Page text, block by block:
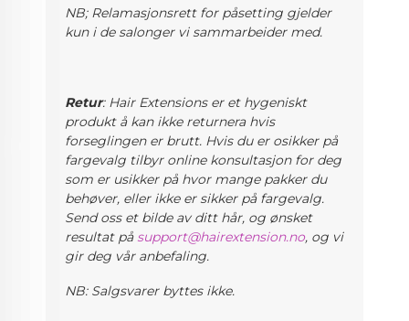
NB; Relamasjonsrett for påsetting gjelder
kun i de salonger vi sammarbeider med.
Retur: Hair Extensions er et hygeniskt
produkt å kan ikke returnera hvis
forseglingen er brutt. Hvis du er osikker på
fargevalg tilbyr online konsultasjon for deg
som er usikker på hvor mange pakker du
behøver, eller ikke er sikker på fargevalg.
Send oss et bilde av ditt hår, og ønsket
resultat på support@hairextension.no, og vi
gir deg vår anbefaling.
NB: Salgsvarer byttes ikke.